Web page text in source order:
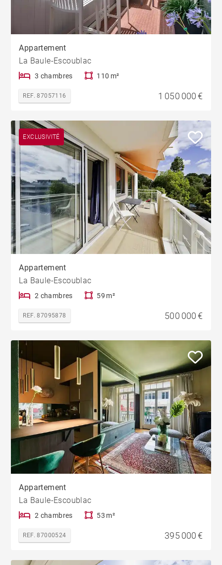
Appartement
La Baule-Escoublac
3 chambres 110 m²
REF. 87057116 1 050 000 €
EXCLUSIVITÉ
Appartement
La Baule-Escoublac
2 chambres 59 m²
REF. 87095878 500 000 €
Appartement
La Baule-Escoublac
2 chambres 53 m²
REF. 87000524 395 000 €